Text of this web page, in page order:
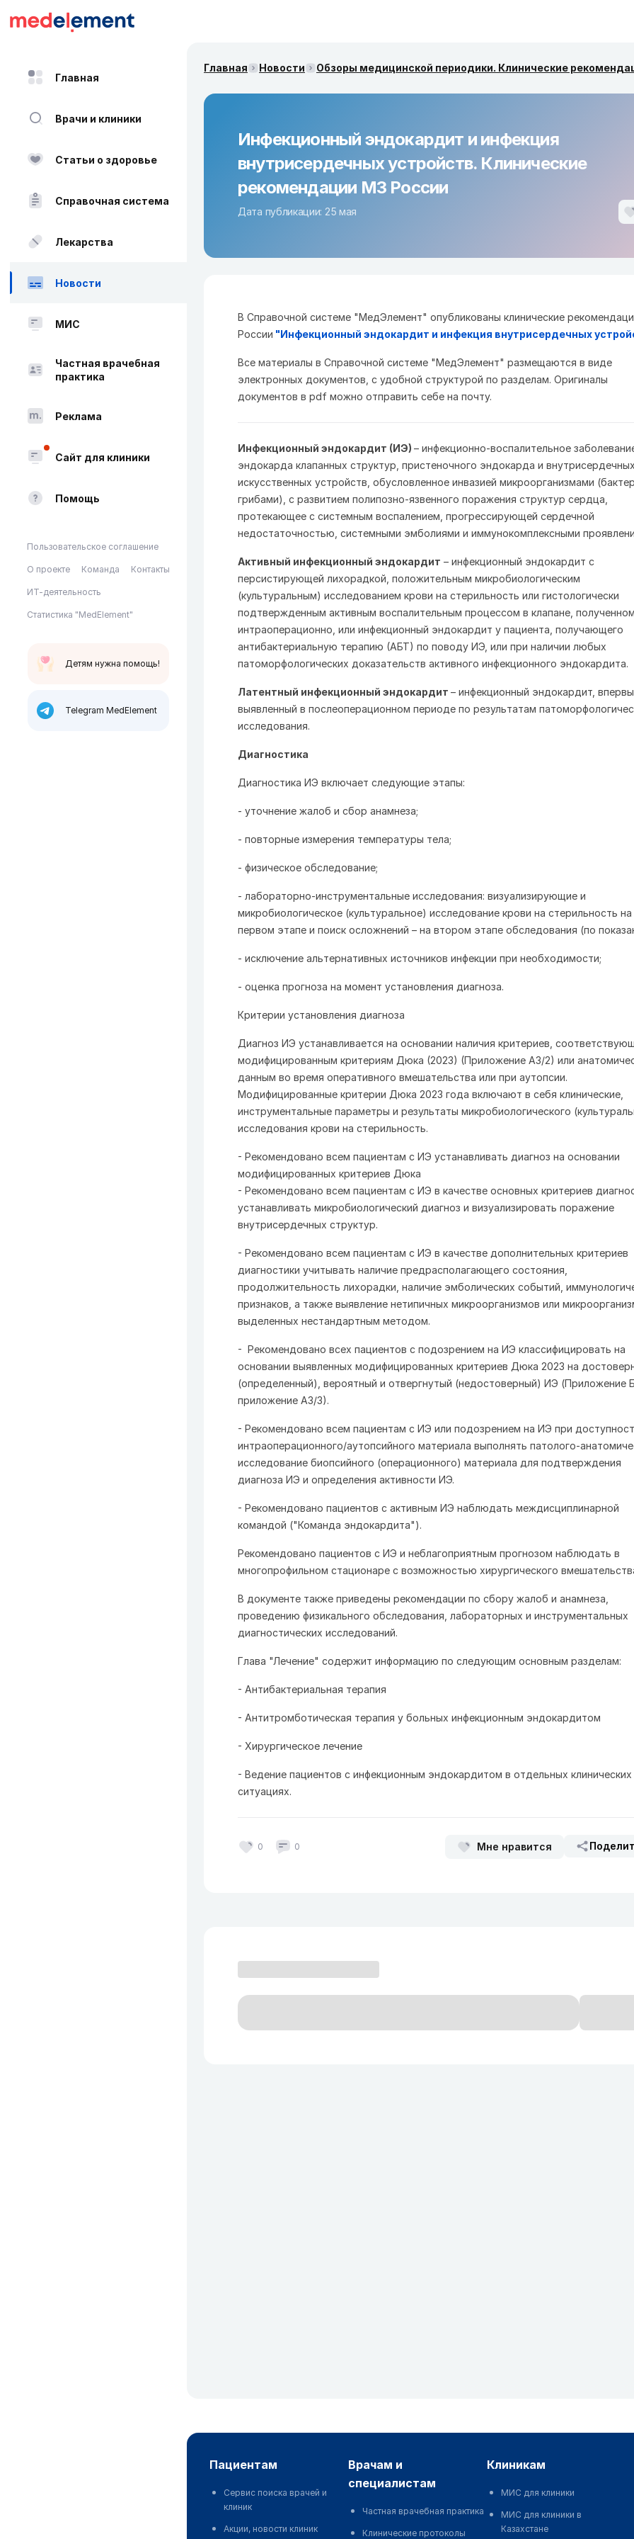
Главная
Врачи и клиники
Статьи о здоровье
Справочная система
Лекарства
Новости
МИС
Частная врачебная
практика
Реклама
Сайт для клиники
Помощь
Пользовательское соглашение
О проекте Команда Контакты
ИТ-деятельность
Статистика "MedElement"
Детям нужна помощь!
Telegram MedElement
Главная Новости Обзоры медицинской периодики. Клинические
Инфекционный эндокардит и инфекция
внутрисердечных устройств. Клинические
рекомендации МЗ России
Дата публикации: 25 мая
В Справочной системе "МедЭлемент" опубликованы клинические
России "Инфекционный эндокардит и инфекция внутрисердечных
Все материалы в Справочной системе "МедЭлемент" размещаются в виде
электронных документов, с удобной структурой по разделам. Оригиналы
документов в pdf можно отправить себе на почту.
Инфекционный эндокардит (ИЭ) – инфекционно-воспалительное
эндокарда клапанных структур, пристеночного эндокарда и
искусственных устройств, обусловленное инвазией микроорганизмами
грибами), с развитием полипозно-язвенного поражения структур сердца,
протекающее с системным воспалением, прогрессирующей сердечной
недостаточностью, системными эмболиями и иммунокомплексными
Активный инфекционный эндокардит – инфекционный эндокардит с
персистирующей лихорадкой, положительным микробиологическим
(культуральным) исследованием крови на стерильность или гистологически
подтвержденным активным воспалительным процессом в клапане,
интраоперационно, или инфекционный эндокардит у пациента, получающего
антибактериальную терапию (АБТ) по поводу ИЭ, или при наличии любых
патоморфологических доказательств активного инфекционного эндокардита.
Латентный инфекционный эндокардит – инфекционный эндокардит,
выявленный в послеоперационном периоде по результатам
исследования.
Диагностика
Диагностика ИЭ включает следующие этапы:
- уточнение жалоб и сбор анамнеза;
- повторные измерения температуры тела;
- физическое обследование;
- лабораторно-инструментальные исследования: визуализирующие и
микробиологическое (культуральное) исследование крови на стерильность на
первом этапе и поиск осложнений – на втором этапе обследования (по
- исключение альтернативных источников инфекции при необходимости;
- оценка прогноза на момент установления диагноза.
Критерии установления диагноза
Диагноз ИЭ устанавливается на основании наличия критериев,
модифицированным критериям Дюка (2023) (Приложение А3/2) или
данным во время оперативного вмешательства или при аутопсии.
Модифицированные критерии Дюка 2023 года включают в себя клинические,
инструментальные параметры и результаты микробиологического
исследования крови на стерильность.
- Рекомендовано всем пациентам с ИЭ устанавливать диагноз на основании
модифицированных критериев Дюка
- Рекомендовано всем пациентам с ИЭ в качестве основных критериев
устанавливать микробиологический диагноз и визуализировать поражение
внутрисердечных структур.
- Рекомендовано всем пациентам с ИЭ в качестве дополнительных критериев
диагностики учитывать наличие предрасполагающего состояния,
продолжительность лихорадки, наличие эмболических событий,
признаков, а также выявление нетипичных микроорганизмов или
выделенных нестандартным методом.
- Рекомендовано всех пациентов с подозрением на ИЭ классифицировать на
основании выявленных модифицированных критериев Дюка 2023 на
(определенный), вероятный и отвергнутый (недостоверный) ИЭ (Приложение
приложение А3/3).
- Рекомендовано всем пациентам с ИЭ или подозрением на ИЭ при
интраоперационного/аутопсийного материала выполнять патолого-
исследование биопсийного (операционного) материала для подтверждения
диагноза ИЭ и определения активности ИЭ.
- Рекомендовано пациентов с активным ИЭ наблюдать междисциплинарной
командой ("Команда эндокардита").
Рекомендовано пациентов с ИЭ и неблагоприятным прогнозом наблюдать в
многопрофильном стационаре с возможностью хирургического
В документе также приведены рекомендации по сбору жалоб и анамнеза,
проведению физикального обследования, лабораторных и инструментальных
диагностических исследований.
Глава "Лечение" содержит информацию по следующим основным разделам:
- Антибактериальная терапия
- Антитромботическая терапия у больных инфекционным эндокардитом
- Хирургическое лечение
- Ведение пациентов с инфекционным эндокардитом в отдельных клинических
ситуациях.
0 0 Мне нравится
пациентам
Сервис поиска врачей и
клиник
Акции, новости клиник
врачам и
специалистам
Частная врачебная практика
Клинические протоколы
клиникам
МИС для клиники
МИС для клиники в
Казахстане